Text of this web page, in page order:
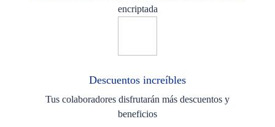
encriptada
Descuentos increíbles
Tus colaboradores disfrutarán más descuentos y
beneficios